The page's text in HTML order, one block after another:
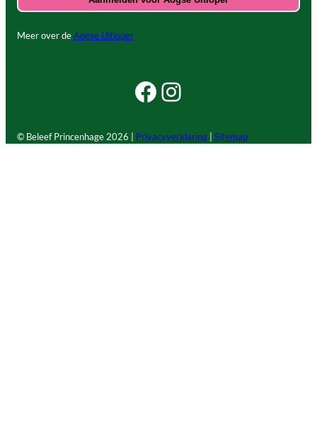
Meer over deAogse Uitloper
Facebook Beleef Princenhage
Instagram Beleef Princenhage
© Beleef Princenhage2026 | Privacyverklaring Sitemap